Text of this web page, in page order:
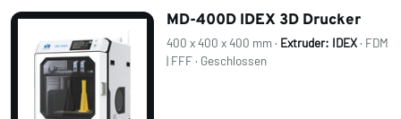
MD-400D IDEX 3D Drucker
400 x 400 x 400 mm · Extruder: IDEX· FDM
| FFF · Geschlossen